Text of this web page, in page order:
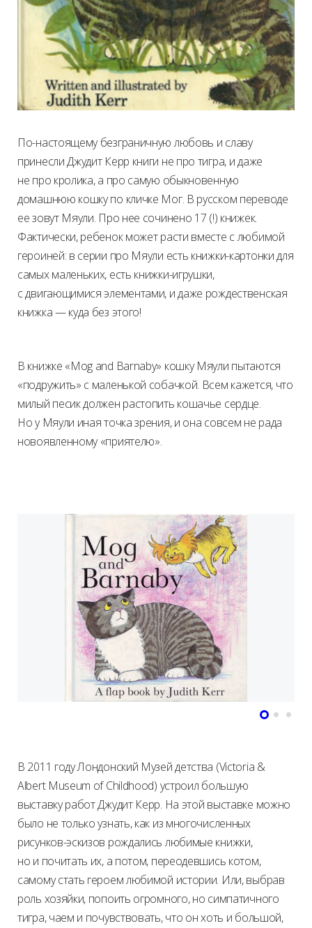
По-настоящему безграничную любовь и славу
принесли Джудит Керр книги не про тигра, и даже
не про кролика, а про самую обыкновенную
домашнюю кошку по кличке Мог. В русском переводе
ее зовут Мяули. Про нее сочинено 17 (!) книжек.
Фактически, ребенок может расти вместе с любимой
героиней: в серии про Мяули есть книжки-картонки для
самых маленьких, есть книжки-игрушки,
с двигающимися элементами, и даже рождественская
книжка — куда без этого!
В книжке «Mog and Barnaby» кошку Мяули пытаются
«подружить» с маленькой собачкой. Всем кажется, что
милый песик должен растопить кошачье сердце.
Но у Мяули иная точка зрения, и она совсем не рада
новоявленному «приятелю».
В 2011 году Лондонский Музей детства (Victoria &
Albert Museum of Childhood) устроил большую
выставку работ Джудит Керр. На этой выставке можно
было не только узнать, как из многочисленных
рисунков-эскизов рождались любимые книжки,
но и почитать их, а потом, переодевшись котом,
самому стать героем любимой истории. Или, выбрав
роль хозяйки, попоить огромного, но симпатичного
тигра, чаем и почувствовать, что он хоть и большой,